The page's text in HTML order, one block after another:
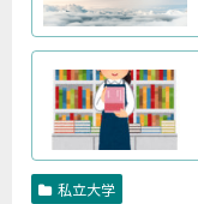
私立大学